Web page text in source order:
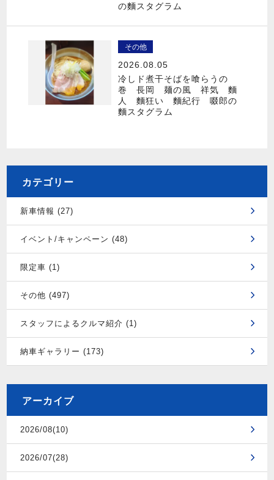
の麵スタグラム
その他
2026.08.05
冷しド煮干そばを喰らうの
巻 長岡 麺の風 祥気 麵
人 麵狂い 麵紀行 啜郎の
麵スタグラム
カテゴリー
新車情報 (27)
イベント/キャンペーン (48)
限定車 (1)
その他 (497)
スタッフによるクルマ紹介 (1)
納車ギャラリー (173)
アーカイブ
2026/08(10)
2026/07(28)